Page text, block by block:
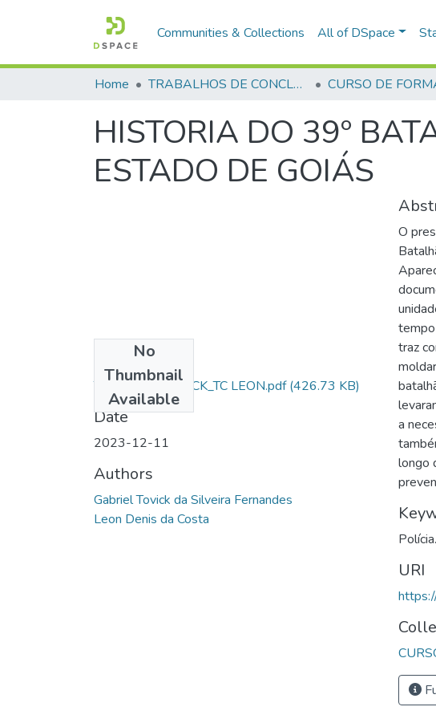
Communities & Collections All of DSpace
Home TRABALHOS DE CONCLUSÃO DE CURSO - CFP (CURSO DE FORMAÇÃO DE PRAÇAS)
HISTORIA DO 39º
ESTADO DE GOIÁS
No
Thumbnail
Available
TCC_AL SD TOVICK_TC LEON.pdf(426.73 KB)
Date
2023-12-11
Authors
Gabriel Tovick da Silveira Fernandes
Leon Denis da Costa
O
traz
a
longo
URI